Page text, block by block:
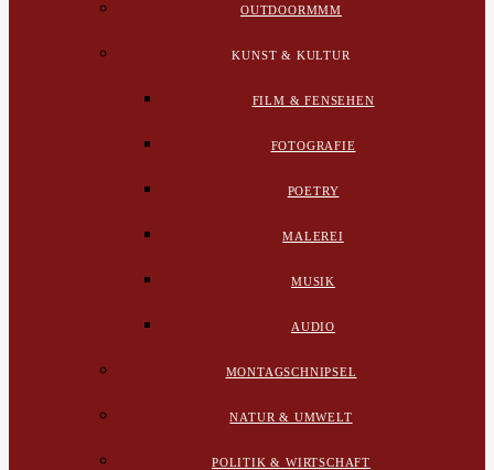
OUTDOORMMM
KUNST & KULTUR
FILM & FENSEHEN
FOTOGRAFIE
POETRY
MALEREI
MUSIK
AUDIO
MONTAGSCHNIPSEL
NATUR & UMWELT
POLITIK & WIRTSCHAFT